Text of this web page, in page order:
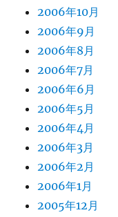
2006年10月
2006年9月
2006年8月
2006年7月
2006年6月
2006年5月
2006年4月
2006年3月
2006年2月
2006年1月
2005年12月